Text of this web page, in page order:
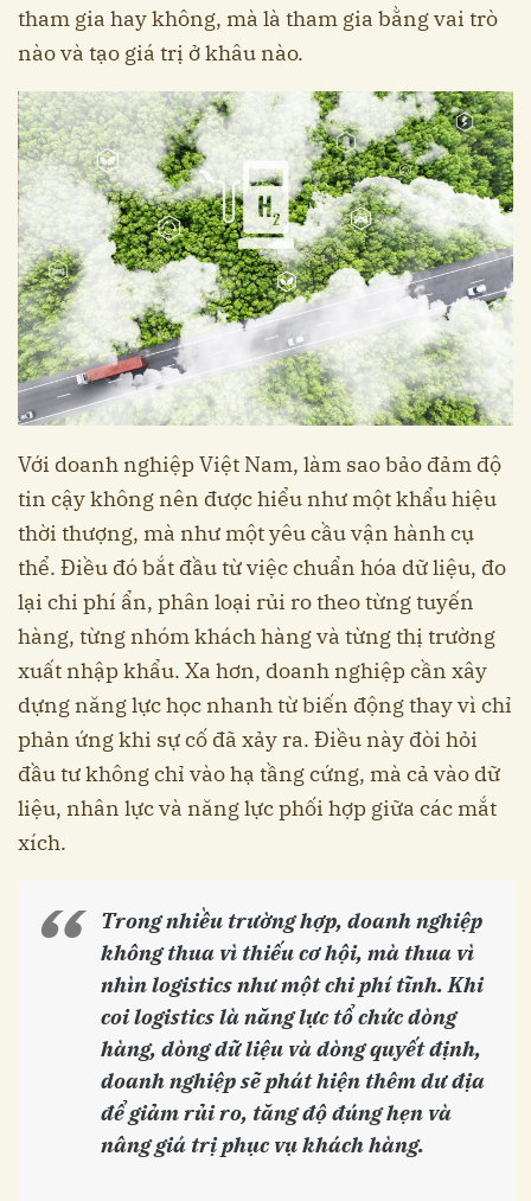
tham gia hay không, mà là tham gia bằng vai trò
nào và tạo giá trị ở khâu nào.
Với doanh nghiệp Việt Nam, làm sao bảo đảm độ
tin cậy không nên được hiểu như một khẩu hiệu
thời thượng, mà như một yêu cầu vận hành cụ
thể. Điều đó bắt đầu từ việc chuẩn hóa dữ liệu, đo
lại chi phí ẩn, phân loại rủi ro theo từng tuyến
hàng, từng nhóm khách hàng và từng thị trường
xuất nhập khẩu. Xa hơn, doanh nghiệp cần xây
dựng năng lực học nhanh từ biến động thay vì chỉ
phản ứng khi sự cố đã xảy ra. Điều này đòi hỏi
đầu tư không chỉ vào hạ tầng cứng, mà cả vào dữ
liệu, nhân lực và năng lực phối hợp giữa các mắt
xích.
Trong nhiều trường hợp, doanh nghiệp
không thua vì thiếu cơ hội, mà thua vì
nhìn logistics như một chi phí tĩnh. Khi
coi logistics là năng lực tổ chức dòng
hàng, dòng dữ liệu và dòng quyết định,
doanh nghiệp sẽ phát hiện thêm dư địa
để giảm rủi ro, tăng độ đúng hẹn và
nâng giá trị phục vụ khách hàng.